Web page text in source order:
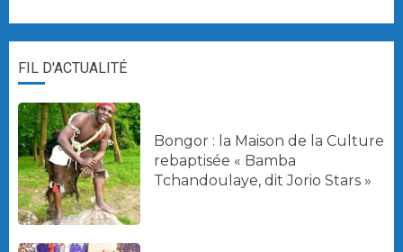
FIL D'ACTUALITÉ
Bongor : la Maison de la Culture
rebaptisée « Bamba
Tchandoulaye, dit Jorio Stars »